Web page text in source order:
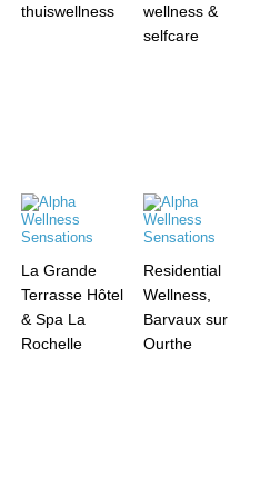
thuiswellness
wellness &
selfcare
La Grande
Terrasse Hôtel
& Spa La
Rochelle
Residential
Wellness,
Barvaux sur
Ourthe